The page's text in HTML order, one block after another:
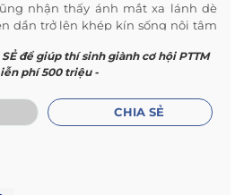
nhận thấy ánh mắt xa lánh dè
dần trở lên khép kín sống nội tâm
bỏ lại hai bố con…em dần như cảm
hơn mất đi một nửa yêu thương
vẫn phải lo tất thẩy mọi chuyện vẫn
là một ng tự ti mặc cảm xấu hổ
vào mũi để mọi người đỡ nhìn
để giúp thí sinh giành cơ hội PTTM
phí 500 triệu -
CHIA SẺ